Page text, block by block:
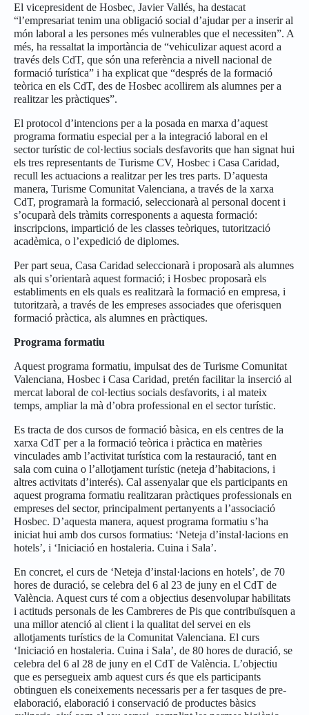
El vicepresident de Hosbec, Javier Vallés, ha destacat
“l’empresariat tenim una obligació social d’ajudar per a inserir al
món laboral a les persones més vulnerables que el necessiten”. A
més, ha ressaltat la importància de “vehiculizar aquest acord a
través dels CdT, que són una referència a nivell nacional de
formació turística” i ha explicat que “després de la formació
teòrica en els CdT, des de Hosbec acollirem als alumnes per a
realitzar les pràctiques”.
El protocol d’intencions per a la posada en marxa d’aquest
programa formatiu especial per a la integració laboral en el
sector turístic de col·lectius socials desfavorits que han signat hui
els tres representants de Turisme CV, Hosbec i Casa Caridad,
recull les actuacions a realitzar per les tres parts. D’aquesta
manera, Turisme Comunitat Valenciana, a través de la xarxa
CdT, programarà la formació, seleccionarà al personal docent i
s’ocuparà dels tràmits corresponents a aquesta formació:
inscripcions, impartició de les classes teòriques, tutorització
acadèmica, o l’expedició de diplomes.
Per part seua, Casa Caridad seleccionarà i proposarà als alumnes
als qui s’orientarà aquest formació; i Hosbec proposarà els
establiments en els quals es realitzarà la formació en empresa, i
tutoritzarà, a través de les empreses associades que oferisquen
formació pràctica, als alumnes en pràctiques.
Programa formatiu
Aquest programa formatiu, impulsat des de Turisme Comunitat
Valenciana, Hosbec i Casa Caridad, pretén facilitar la inserció al
mercat laboral de col·lectius socials desfavorits, i al mateix
temps, ampliar la mà d’obra professional en el sector turístic.
Es tracta de dos cursos de formació bàsica, en els centres de la
xarxa CdT per a la formació teòrica i pràctica en matèries
vinculades amb l’activitat turística com la restauració, tant en
sala com cuina o l’allotjament turístic (neteja d’habitacions, i
altres activitats d’interés). Cal assenyalar que els participants en
aquest programa formatiu realitzaran pràctiques professionals en
empreses del sector, principalment pertanyents a l’associació
Hosbec. D’aquesta manera, aquest programa formatiu s’ha
iniciat hui amb dos cursos formatius: ‘Neteja d’instal·lacions en
hotels’, i ‘Iniciació en hostaleria. Cuina i Sala’.
En concret, el curs de ‘Neteja d’instal·lacions en hotels’, de 70
hores de duració, se celebra del 6 al 23 de juny en el CdT de
València. Aquest curs té com a objectius desenvolupar habilitats
i actituds personals de les Cambreres de Pis que contribuïsquen a
una millor atenció al client i la qualitat del servei en els
allotjaments turístics de la Comunitat Valenciana. El curs
‘Iniciació en hostaleria. Cuina i Sala’, de 80 hores de duració, se
celebra del 6 al 28 de juny en el CdT de València. L’objectiu
que es persegueix amb aquest curs és que els participants
obtinguen els coneixements necessaris per a fer tasques de pre-
elaboració, elaboració i conservació de productes bàsics